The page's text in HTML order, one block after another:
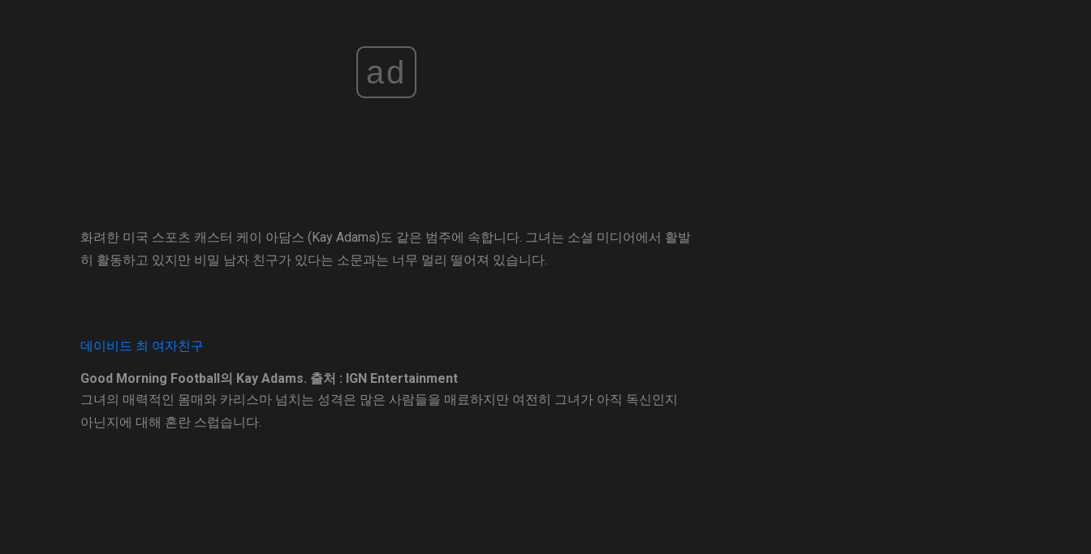
ad
화려한 미국 스포츠 캐스터 케이 아담스 (Kay Adams)도 같은 범주에 속합니다. 그녀는 소셜 미디어에서 활발
히 활동하고 있지만 비밀 남자 친구가 있다는 소문과는 너무 멀리 떨어져 있습니다.
데이비드 최 여자친구
Good Morning Football의 Kay Adams. 출처 : IGN Entertainment
그녀의 매력적인 몸매와 카리스마 넘치는 성격은 많은 사람들을 매료하지만 여전히 그녀가 아직 독신인지
아닌지에 대해 혼란 스럽습니다.